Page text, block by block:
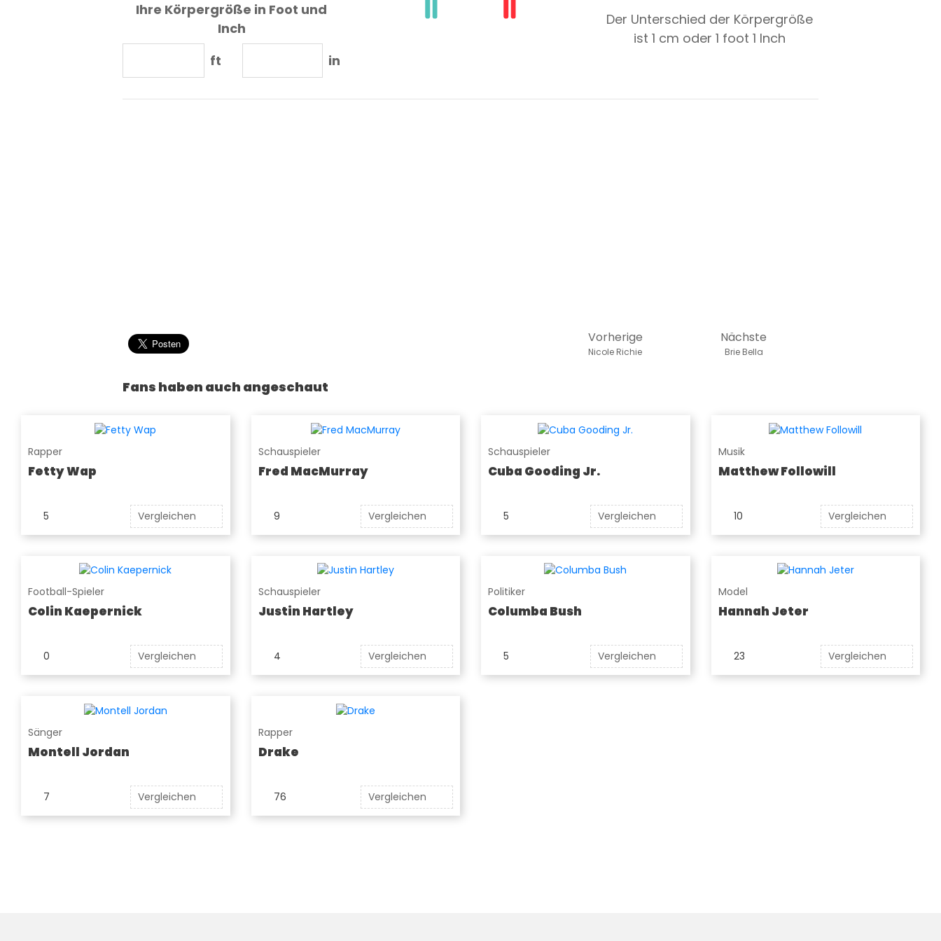
Ihre Körpergröße in Foot und
Inch
ft
in
Der Unterschied der Körpergröße
ist 1 cm oder 1 foot 1 Inch
Nächste
Brie Bella
Vorherige
Nicole Richie
Fans haben auch angeschaut
Rapper
Fetty Wap
5 Vergleichen
Schauspieler
Fred MacMurray
9 Vergleichen
Schauspieler
Cuba Gooding Jr.
5 Vergleichen
Musik
Matthew Followill
10 Vergleichen
Football-Spieler
Colin Kaepernick
0 Vergleichen
Schauspieler
Justin Hartley
4 Vergleichen
Politiker
Columba Bush
5 Vergleichen
Model
Hannah Jeter
23 Vergleichen
Sänger
Montell Jordan
7 Vergleichen
Rapper
Drake
76 Vergleichen